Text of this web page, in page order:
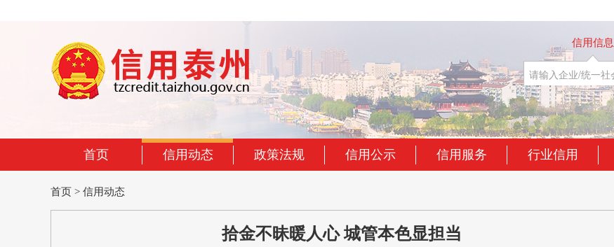
信用信息
首页 信用动态 政策法规 信用公示 信用服务 行业信用
首页 > 信用动态
拾金不昧暖人心 城管本色显担当